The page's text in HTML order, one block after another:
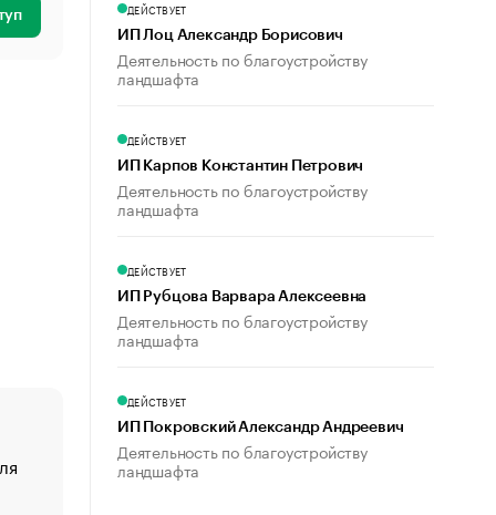
«От спорта тело стареет иначе». Как живет глава
создавшей GTA
ДЕЙСТВУЕТ
ИП Лоц Александр Борисович
Деятельность по благоустройству
ландшафта
ДЕЙСТВУЕТ
ИП Карпов Константин Петрович
Деятельность по благоустройству
ландшафта
ДЕЙСТВУЕТ
ИП Рубцова Варвара Алексеевна
Деятельность по благоустройству
ландшафта
ДЕЙСТВУЕТ
ИП Покровский Александр Андреевич
Деятельность по благоустройству
ландшафта